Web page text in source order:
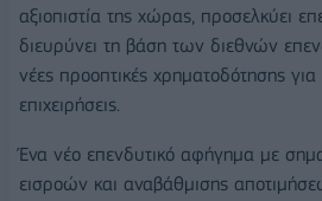
αξιοπιστία της χώρας, προσελκύει
διευρύνει τη βάση των διεθνών
νέες προοπτικές χρηματοδότησης για
επιχειρήσεις.
Ένα νέο επενδυτικό αφήγημα με
εισροών και αναβάθμισης